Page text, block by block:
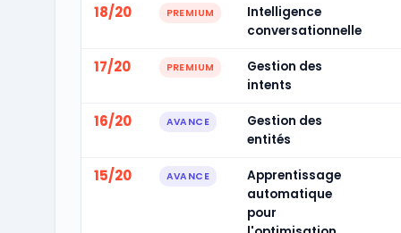
18/20 PREMIUM
Intelligence
conversationnelle
17/20 PREMIUM
Gestion des
intents
16/20 AVANCE
Gestion des
entités
15/20 AVANCE
Apprentissage
automatique
pour